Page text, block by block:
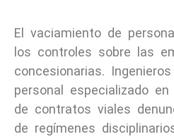
El vaciamiento de
los controles sobre las
concesionarias.
personal especializado
de contratos viales
de regímenes